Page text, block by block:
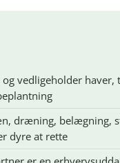
vedligeholder haver,
dræning, belægning,
dyre at rette